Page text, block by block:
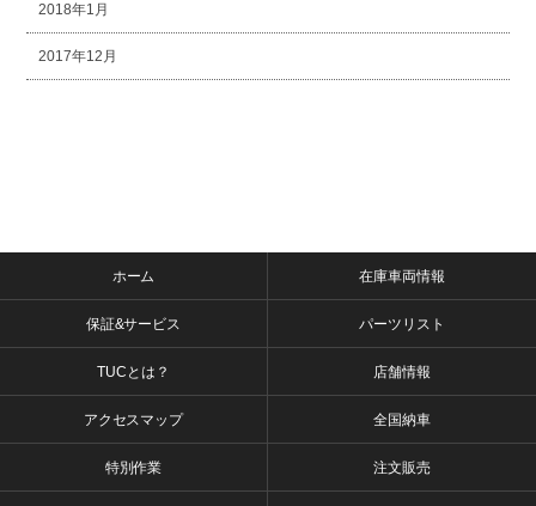
2018年1月
2017年12月
ホーム 在庫車両情報
保証&サービス パーツリスト
TUCとは？ 店舗情報
アクセスマップ 全国納車
特別作業 注文販売